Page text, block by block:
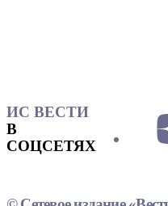
ИС ВЕСТИ
В
СОЦСЕТЯХ